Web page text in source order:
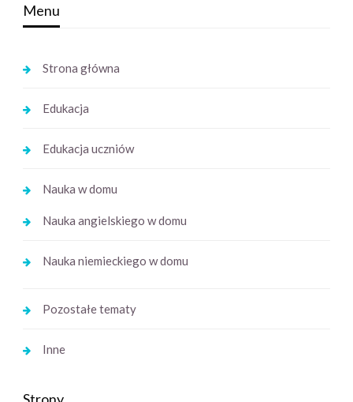
Menu
Strona główna
Edukacja
Edukacja uczniów
Nauka w domu
Nauka angielskiego w domu
Nauka niemieckiego w domu
Pozostałe tematy
Inne
Strony